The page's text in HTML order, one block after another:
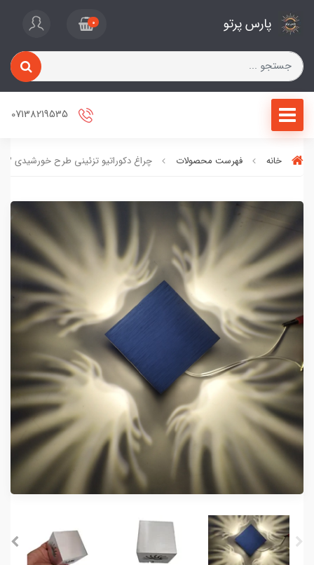
پارس پرتو 0
خانه فهرست محصولات چراغ دکوراتیو تزئینی طرح خورشیدی 3 وات